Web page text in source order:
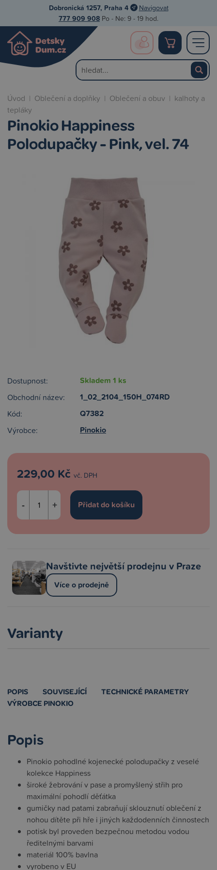
Dobronická 1257, Praha 4 Navigovat
777 909 908 Po - Ne: 9 - 19 hod.
Úvod | Oblečení a doplňky | Oblečení a obuv | kalhoty a
tepláky
Pinokio Happiness
Polodupačky - Pink, vel. 74
Dostupnost: Skladem 1 ks
Obchodní název: 1_02_2104_150H_074RD
Kód: Q7382
Výrobce: Pinokio
229,00 Kč vč. DPH
- +
Navštivte největší prodejnu v Praze
Více o prodejně
Varianty
POPIS SOUVISEJÍCÍ
TECHNICKÉ PARAMETRY
VÝROBCE PINOKIO
Popis
Pinokio pohodlné kojenecké polodupačky z veselé
kolekce Happiness
široké žebrování v pase a promyšlený střih pro
maximální pohodlí děťátka
gumičky nad patami zabraňují sklouznutí oblečení z
nohou dítěte při hře i jiných každodenních činnostech
potisk byl proveden bezpečnou metodou vodou
ředitelnými barvami
materiál 100% bavlna
vyrobeno v EU